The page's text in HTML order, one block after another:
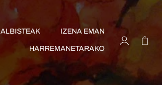
ALBISTEAK IZENA EMAN
HARREMANETARAKO